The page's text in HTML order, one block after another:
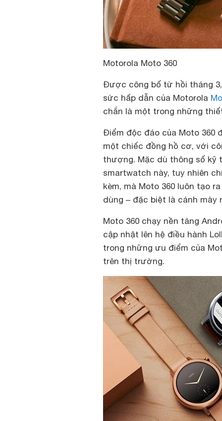
Motorola Moto 360
Được công bố từ hồi tháng
sức hấp dẫn của Motorola
chắn là một trong những
Điểm độc đáo của Moto 360
một chiếc đồng hồ cơ, với
thượng. Mặc dù thông số kỹ
smartwatch này, tuy nhiên
kèm, mà Moto 360 luôn tạo
dùng – đặc biệt là cánh mày
Moto 360 chạy nền tảng
cập nhật lên hệ điều hành
trong những ưu điểm của
trên thị trường.